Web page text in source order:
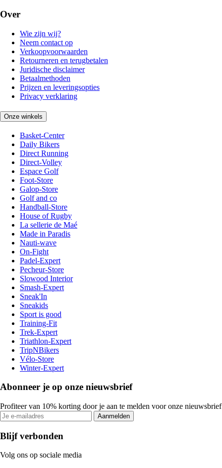
Over
Wie zijn wij?
Neem contact op
Verkoopvoorwaarden
Retourneren en terugbetalen
Juridische disclaimer
Betaalmethoden
Prijzen en leveringsopties
Privacy verklaring
Onze winkels
Basket-Center
Daily Bikers
Direct Running
Direct-Volley
Espace Golf
Foot-Store
Galop-Store
Golf and co
Handball-Store
House of Rugby
La sellerie de Maé
Made in Paradis
Nauti-wave
On-Fight
Padel-Expert
Pecheur-Store
Slowood Interior
Smash-Expert
Sneak'In
Sneakids
Sport is good
Training-Fit
Trek-Expert
Triathlon-Expert
TripNBikers
Vélo-Store
Winter-Expert
Abonneer je op onze nieuwsbrief
Profiteer van 10% korting door je aan te melden voor onze nieuwsbrief
Aanmelden
Blijf verbonden
Volg ons op sociale media